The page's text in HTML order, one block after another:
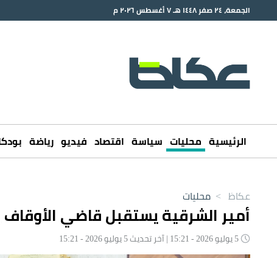
الجمعة، ٢٤ صفر ١٤٤٨ هـ ٧ أغسطس ٢٠٢٦ م
الرئيسية محليات سياسة اقتصاد فيديو رياضة
عكاظ > محليات
أمير الشرقية يستقبل قاضي